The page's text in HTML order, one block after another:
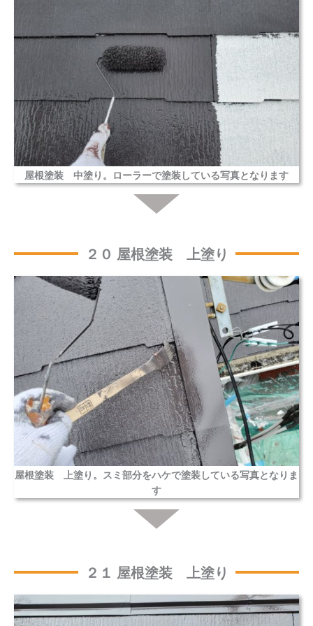
屋根塗装 中塗り。ローラーで塗装している写真となります
２０ 屋根塗装 上塗り
屋根塗装 上塗り。スミ部分をハケで塗装している写真となりま
す
２１ 屋根塗装 上塗り